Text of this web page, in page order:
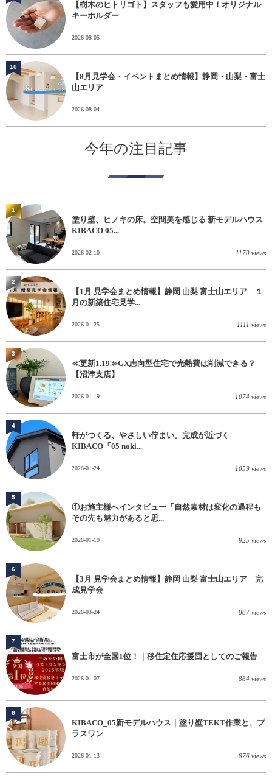
【樹木のヒトリゴト】スタッフも愛用中！オリジナル
キーホルダー
2026-08-05
【8月見学会・イベントまとめ情報】静岡・山梨・富士
山エリア
2026-08-04
10
今年の注目記事
塗り壁、ヒノキの床。空間美を感じる 新モデルハウス
KIBACO 05...
2026-02-10 1170 views
1
【1月 見学会まとめ情報】静岡 山梨 富士山エリア １
月の新築住宅見学...
2026-01-25 1111 views
2
≪更新1.19≫GX志向型住宅で光熱費は削減できる？
【沼津支店】
2026-01-19 1074 views
3
軒がつくる、やさしい佇まい。完成が近づく
KIBACO「05 noki...
2026-01-24 1059 views
4
①お施主様へインタビュー「自然素材は変化の過程も
その先も魅力があると思...
2026-01-19 925 views
5
【3月 見学会まとめ情報】静岡 山梨 富士山エリア 完
成見学会
2026-03-24 887 views
6
富士市が全国1位！｜移住定住応援団としてのご報告
2026-01-07 884 views
7
KIBACO_05新モデルハウス｜塗り壁TEKT作業と、プ
ラスワン
2026-01-13 876 views
8